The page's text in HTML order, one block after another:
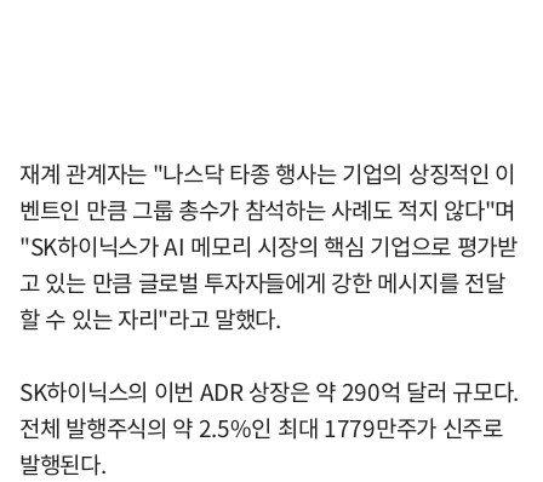
재계 관계자는 "나스닥 타종 행사는 기업의 상징적인 이
벤트인 만큼 그룹 총수가 참석하는 사례도 적지 않다"며
"SK하이닉스가 AI 메모리 시장의 핵심 기업으로 평가받
고 있는 만큼 글로벌 투자자들에게 강한 메시지를 전달
할 수 있는 자리"라고 말했다.
SK하이닉스의 이번 ADR 상장은 약 290억 달러 규모다.
전체 발행주식의 약 2.5%인 최대 1779만주가 신주로
발행된다.